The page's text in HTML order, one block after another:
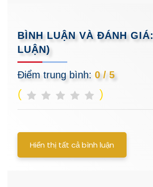
BÌNH LUẬN VÀ ĐÁNH GIÁ:
LUẬN)
Điểm trung bình: 0 / 5
( )
Hiển thị tất cả bình luận